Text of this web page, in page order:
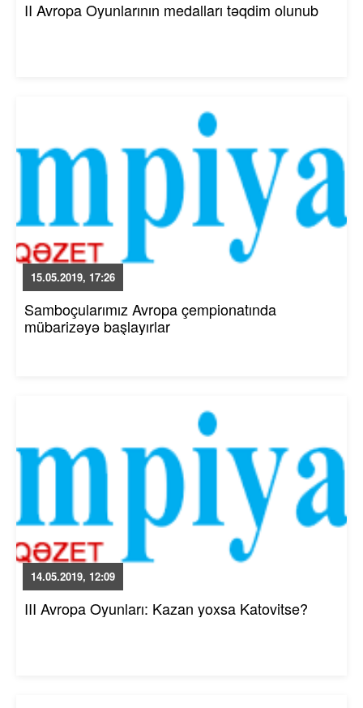
II Avropa Oyunlarının medalları təqdim olunub
15.05.2019, 17:26
Samboçularımız Avropa çempionatında
mübarizəyə başlayırlar
14.05.2019, 12:09
III Avropa Oyunları: Kazan yoxsa Katovitse?